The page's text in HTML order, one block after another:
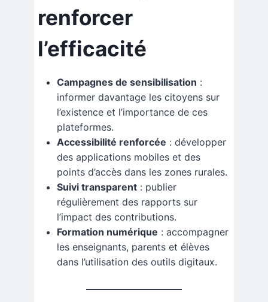
renforcer
l’efficacité
Campagnes de sensibilisation :
informer davantage les citoyens sur
l’existence et l’importance de ces
plateformes.
Accessibilité renforcée : développer
des applications mobiles et des
points d’accès dans les zones rurales.
Suivi transparent: publier
régulièrement des rapports sur
l’impact des contributions.
Formation numérique : accompagner
les enseignants, parents et élèves
dans l’utilisation des outils digitaux.